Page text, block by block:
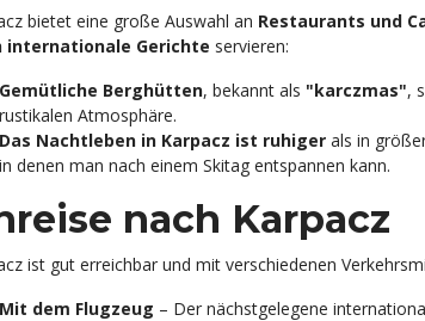
bietet eine große Auswahl an Restaurants und
internationale Gerichte servieren:
Gemütliche Berghütten, bekannt als "karczmas",
rustikalen Atmosphäre.
Das Nachtleben in Karpacz ist ruhigerals in
in denen man nach einem Skitag entspannen kann.
nach Karpacz
ist gut erreichbar und mit verschiedenen
Mit dem Flugzeug – Der nächstgelegene